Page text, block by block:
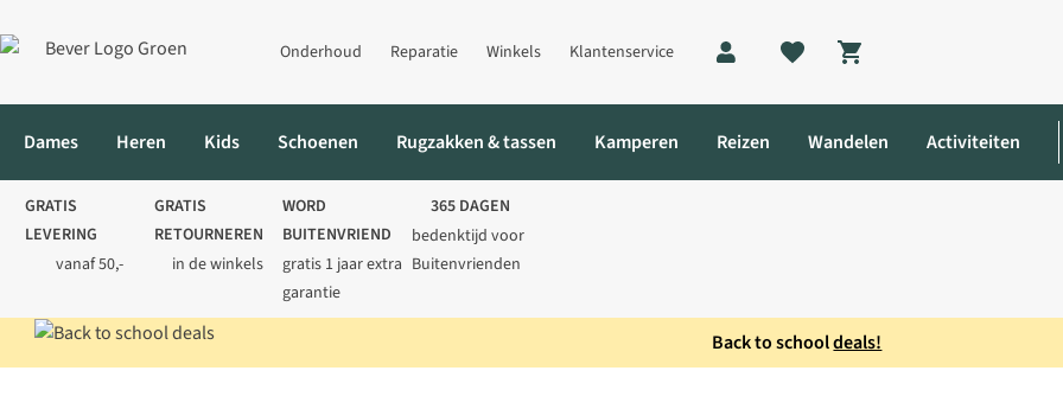
Onderhoud Reparatie Winkels Klantenservice
Shopping cart
Dames Heren Kids Schoenen Rugzakken & tassen Kamperen Reizen Wandelen Activiteiten
GRATIS
LEVERING
vanaf 50,-
GRATIS
RETOURNEREN
in de winkels
WORD
BUITENVRIEND
gratis 1 jaar extra
garantie
365 DAGEN
bedenktijd voor
Buitenvrienden
Back to schooldeals!